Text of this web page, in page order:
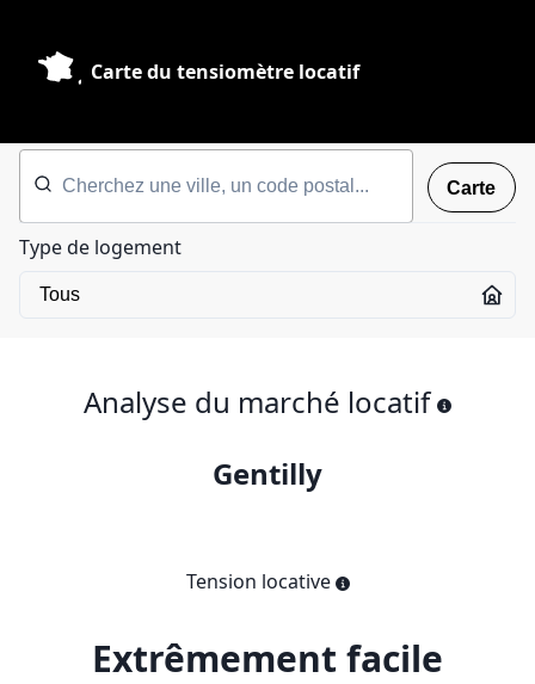
Carte du tensiomètre locatif
Carte
Type de logement
Analyse du marché locatif
Gentilly
Tension locative
Extrêmement facile